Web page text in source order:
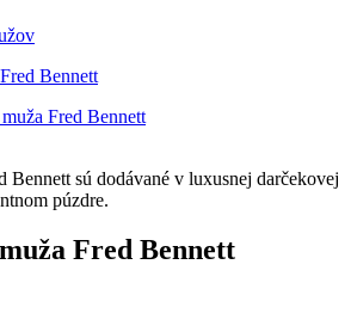
Bennett sú dodávané v luxusnej darčekovej
púzdre.
Fred Bennett